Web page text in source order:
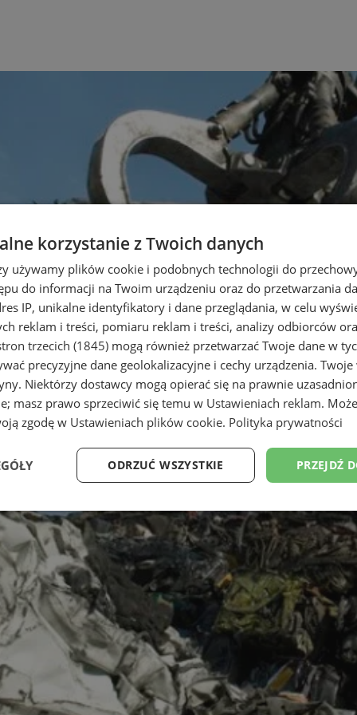
korzystanie z Twoich danych
używamy plików cookie i podobnych technologii do
do informacji na Twoim urządzeniu oraz do przetwarzania
IP, unikalne identyfikatory i dane przeglądania, w celu
reklam i treści, pomiaru reklam i treści, analizy odbiorców
trzecich (1845) mogą również przetwarzać Twoje dane w
precyzyjne dane geolokalizacyjne i cechy urządzenia.
Niektórzy dostawcy mogą opierać się na prawnie
masz prawo sprzeciwić się temu w Ustawieniach reklam.
zgodę w Ustawieniach plików cookie. Polityka prywatności
PRZEJDŹ
ODRZUĆ WSZYSTKIE
Wydajność Targetowanie Funkcjonalność
Wydajność Targetowanie Funkcjonalność
umożliwiają korzystanie z podstawowych funkcji strony internetowej, takich jak
niezbędnych plików cookie nie można prawidłowo korzystać ze strony internetowej.
Provider Domena
Okres
przechowywania
Opis